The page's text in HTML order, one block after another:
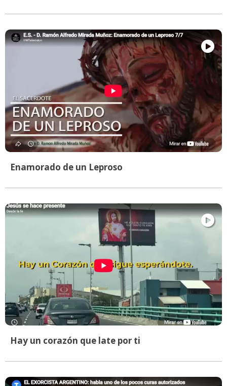
Enamorado de un Leproso
Hay un corazón que late por ti